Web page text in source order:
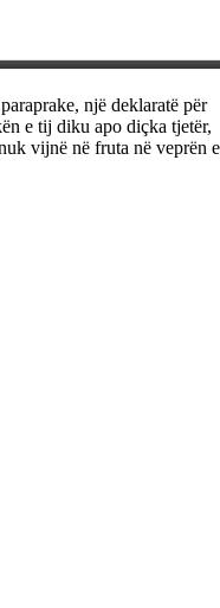
një deklaratë për
e tij diku apo diçka tjetër,
vijnë në fruta në veprën e